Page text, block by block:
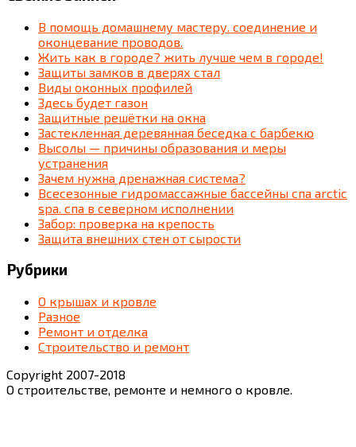
В помощь домашнему мастеру. соединение и
оконцевание проводов.
Жить как в городе? жить лучше чем в городе!
Защиты замков в дверях стал
Виды оконных профилей
Здесь будет газон
Защитные решётки на окна
Застекленная деревянная беседка c барбекю
Высолы — причины образования и меры
устранения
Зачем нужна дренажная система?
Всесезонные гидромассажные бассейны спа arctic
spa. спа в северном исполнении
Забор: проверка на крепость
Защита внешних стен от сырости
Рубрики
О крышах и кровле
Разное
Ремонт и отделка
Строительство и ремонт
Copyright 2007-2018
О строительстве, ремонте и немного о кровле.